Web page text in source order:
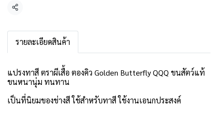
แชร์
รายละเอียดสินค้า
แปรงทาสี ตราผีเสื้อ ตองคิว Golden Butterfly QQQ ขนสัตว์แท้
ขนหนานุ่ม ทนทาน
เป็นที่นิยมของช่างสี ใช้สำหรับทาสี ใช้งานเอนกประสงค์